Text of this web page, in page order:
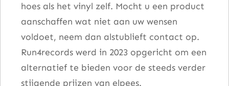
hoes als het vinyl zelf. Mocht u een product
aanschaffen wat niet aan uw wensen
voldoet, neem dan alstublieft contact op.
Run4records werd in 2023 opgericht om een
alternatief te bieden voor de steeds verder
stijgende prijzen van elpees.